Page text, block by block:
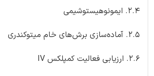
2.4. ایمونوهیستوشیمی
2.5. آماده‌سازی برش‌های خام میتوکندری
2.6. ارزیابی فعالیت کمپلکس IV